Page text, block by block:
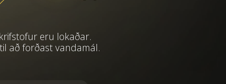
eru lokaðar.
að forðast vandamál.